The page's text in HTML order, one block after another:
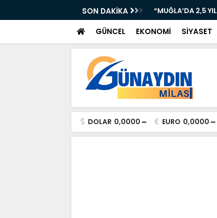
SON DAKİKA
KAZA: TIR KONTROLDEN ÇIKTI!” “MUĞLA’DA 2,5
GÜNCEL EKONOMİ SİYASET
DOLAR 0,0000 EURO 0,0000